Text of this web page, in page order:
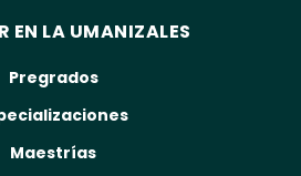
EN LA UMANIZALES
Pregrados
Maestrías